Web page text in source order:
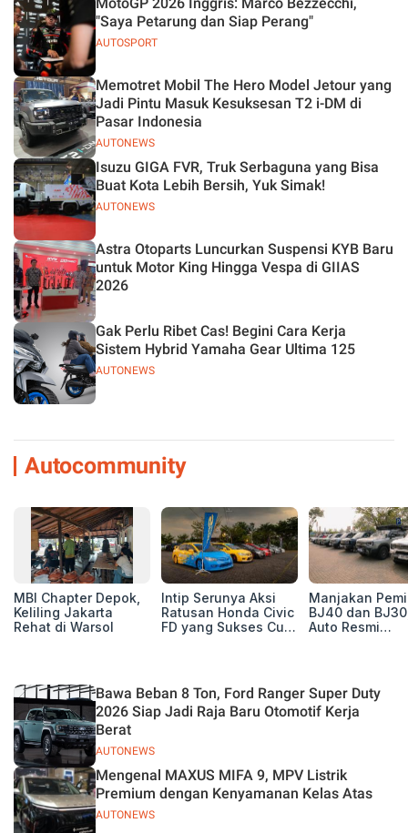
AUTOSPORT
"Saya Petarung dan Siap Perang"
AUTONEWS
Memotret Mobil The Hero Model Jetour yang
Jadi Pintu Masuk Kesuksesan T2 i-DM di
Pasar Indonesia
AUTONEWS
Isuzu GIGA FVR, Truk Serbaguna yang Bisa
Buat Kota Lebih Bersih, Yuk Simak!
Astra Otoparts Luncurkan Suspensi KYB Baru
untuk Motor King Hingga Vespa di GIIAS
2026
AUTONEWS
Gak Perlu Ribet Cas! Begini Cara Kerja
Sistem Hybrid Yamaha Gear Ultima 125
Autocommunity
MBI Chapter Depok,
Keliling Jakarta
Rehat di Warsol
Intip Serunya Aksi
Ratusan Honda Civic
FD yang Sukses Curi
Manjakan
BJ40 dan
Auto Resmi
AUTONEWS
Bawa Beban 8 Ton, Ford Ranger Super Duty
2026 Siap Jadi Raja Baru Otomotif Kerja
Berat
AUTONEWS
Mengenal MAXUS MIFA 9, MPV Listrik
Premium dengan Kenyamanan Kelas Atas